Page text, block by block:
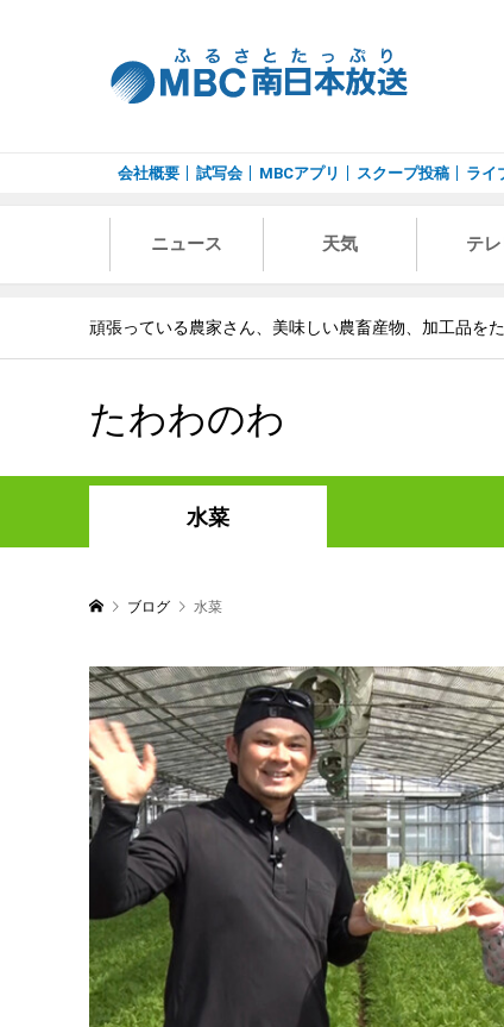
会社概要 試写会 MBCアプリ スクープ投稿 ライ
ニュース 天気 テ
頑張っている農家さん、美味しい農畜産物、加工品を
たわわのわ
水菜
ブログ 水菜